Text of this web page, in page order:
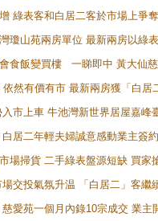
綠表客和白居二客於市場上
瓊山苑兩房單位 最新兩房以綠
食飯變買樓 一睇即中 黃大仙
然有價有市 最新兩房獲「白居
市上車 牛池灣新世界居屋嘉峰
居二年輕夫婦誠意感動業主簽
場掃貨 二手綠表盤源短缺 買
交投氣氛升温 「白居二」客
愛苑一個月內錄10宗成交 業